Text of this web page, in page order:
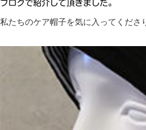
ブログで紹介して頂きました。
私たちのケア帽子を気に入ってくだ